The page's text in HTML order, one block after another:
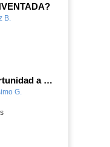
B.
Dale una oportunidad a los Chromebooks y utiliza un proyector para realizar talleres si no tienes pantallas táctiles
G.